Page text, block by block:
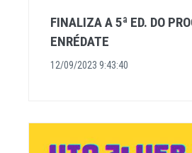
FINALIZA A 5ª ED. DO
ENRÉDATE
12/09/2023 9:43:40